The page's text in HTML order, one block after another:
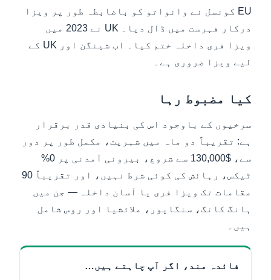
EU کونسل نے وانواتو کو باضابطہ طور پر ویزا
درکار فہرست میں ڈال دیا۔ UK نے 2023 میں
ویزا فری داخلہ ختم کیا۔ اب شینگن اور UK کے
لیے ویزا ضروری ہے۔
کیا مضبوط رہا
سرخیوں کے باوجود اس کی بنیادی قدر برقرار
ہے: تقریباً دو ماہ میں شہریت، مکمل طور پر دور
سے، $130,000 سے شروع، بیرونی آمدنی پر 0%
ٹیکس، رہائش کی کوئی شرط نہیں، اور تقریباً 90
مقامات تک ویزا فری یا آسان داخلہ — جن میں
ہانگ کانگ، سنگاپور، ملائشیا اور روس شامل
ہیں۔
فائدہ مند، اگر آپ چاہتے ہیں…